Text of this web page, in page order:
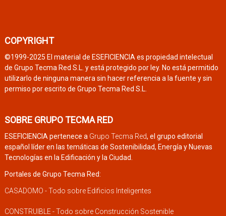
COPYRIGHT
©1999-2025 El material de ESEFICIENCIA es propiedad intelectual
de Grupo Tecma Red S.L. y está protegido por ley. No está permitido
utilizarlo de ninguna manera sin hacer referencia a la fuente y sin
permiso por escrito de Grupo Tecma Red S.L.
SOBRE GRUPO TECMA RED
ESEFICIENCIA pertenece a Grupo Tecma Red, el grupo editorial
español líder en las temáticas de Sostenibilidad, Energía y Nuevas
Tecnologías en la Edificación y la Ciudad.
Portales de Grupo Tecma Red:
CASADOMO - Todo sobre Edificios Inteligentes
CONSTRUIBLE - Todo sobre Construcción Sostenible